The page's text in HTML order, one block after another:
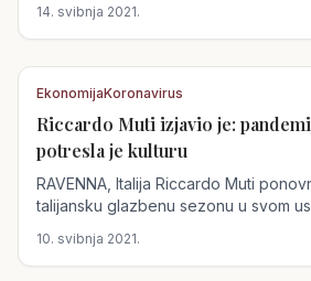
14. svibnja 2021.
Austrija
EkonomijaKoronavirus
Riccardo Muti izjavio je: pandemijska godina
potresla je kulturu
RAVENNA, Italija Riccardo Muti ponovno je otvorio
talijansku glazbenu sezonu u svom
10. svibnja 2021.